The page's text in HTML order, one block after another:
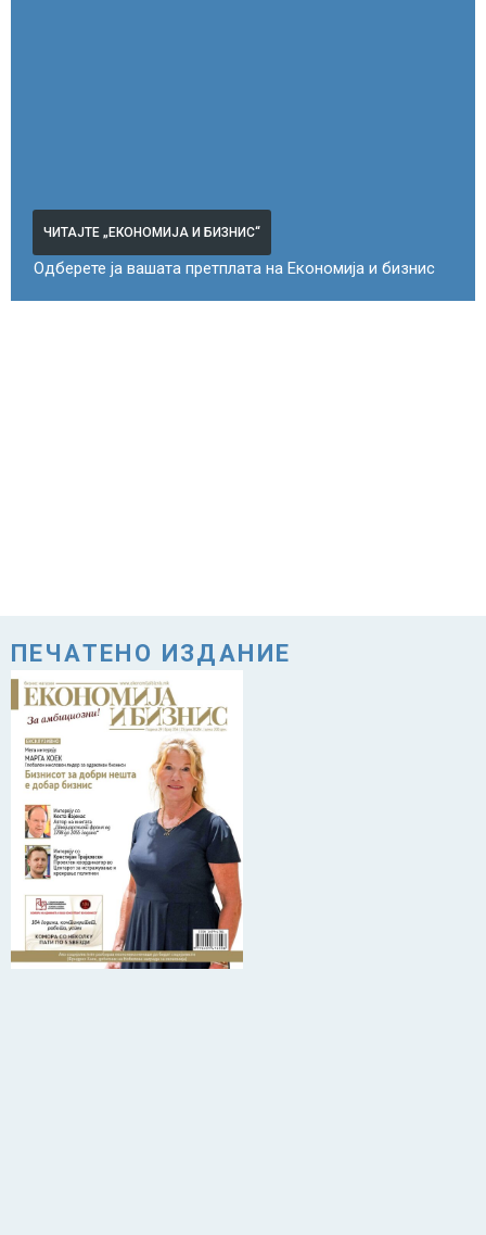
ЧИТАЈТЕ „ЕКОНОМИЈА И БИЗНИС“
Одберете ја вашата претплата на Економија и бизнис
ПЕЧАТЕНО ИЗДАНИЕ